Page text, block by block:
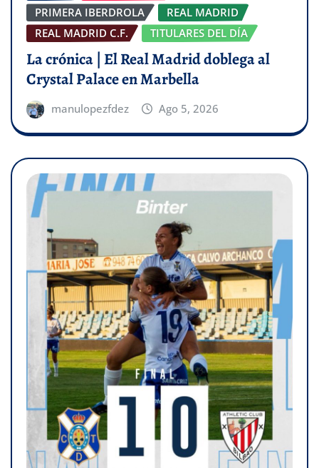
PRIMERA IBERDROLA
REAL MADRID
REAL MADRID C.F.
TITULARES DEL DÍA
La crónica | El Real Madrid doblega al
Crystal Palace en Marbella
manulopezfdez Ago 5, 2026